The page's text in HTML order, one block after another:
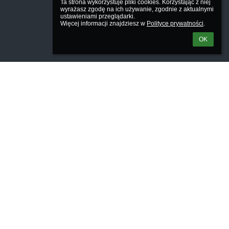
Ta strona wykorzystuje pliki cookies. Korzystając z niej
wyrażasz zgodę na ich używanie, zgodnie z aktualnymi
ustawieniami przeglądarki.
Więcej informacji znajdziesz w Polityce prywatności.
OK